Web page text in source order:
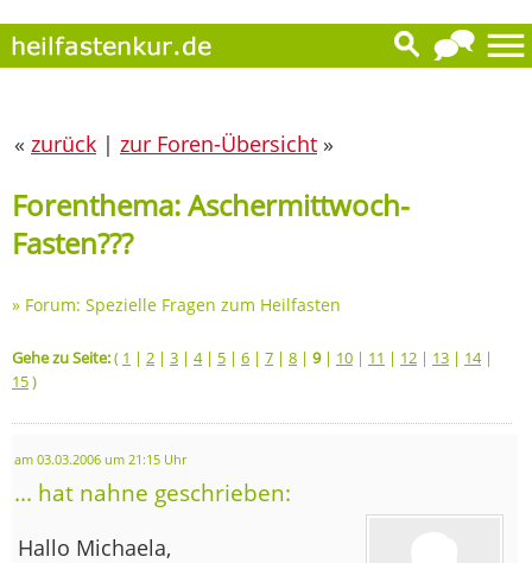
« zurück | zur Foren-Übersicht »
Forenthema: Aschermittwoch-
Fasten???
» Forum: Spezielle Fragen zum Heilfasten
Gehe zu Seite:( 1 | 2 | 3 | 4| 5 | 6 | 7 | 8 | 9| 10 | 11 | 12 | 13 | 14|
15)
am 03.03.2006 um 21:15 Uhr
... hat nahne geschrieben:
Hallo Michaela,